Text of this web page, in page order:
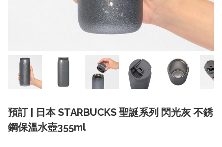
預訂 | 日本 STARBUCKS 聖誕系列 閃光灰 不銹
鋼保溫水壺355ml